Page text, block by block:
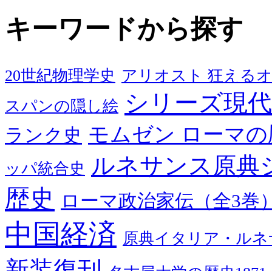
キーワードから探す
20世紀物理学史 アリオスト 狂える
スパンの隠し絵 シリーズ現
ランク史 モムゼン ローマ
ッパ統合史 ルネサンス原典
歴史 ローマ政治家伝（全3巻
中国経済 原典イタリア・ル